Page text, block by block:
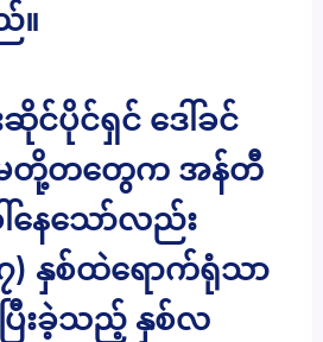
။
ပိုင်ရှင် ဒေါ်ခင်
မတို့တတွေက အန်တီ
နေသော်လည်း
နှစ်ထဲရောက်ရုံသာ
ြီးခဲ့သည့် နှစ်လ